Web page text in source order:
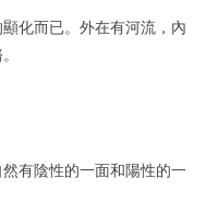
化而已。外在有河流，內
有陰性的一面和陽性的一